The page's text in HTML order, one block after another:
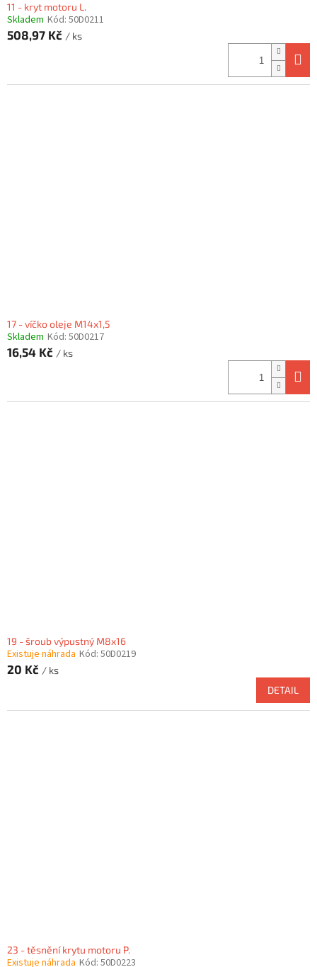
11 - kryt motoru L.
Skladem Kód: 50D0211
508,97 Kč / ks
17 - víčko oleje M14x1,5
Skladem Kód: 50D0217
16,54 Kč / ks
19 - šroub výpustný M8x16
Existuje náhrada Kód: 50D0219
20 Kč / ks
DETAIL
23 - těsnění krytu motoru P.
Existuje náhrada Kód: 50D0223